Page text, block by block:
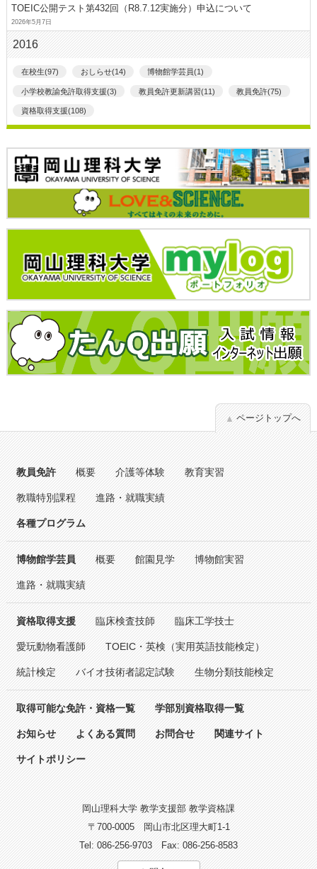
TOEIC公開テスト第432回（R8.7.12実施分）申込について
2026年5月7日
2016
在校生(97) おしらせ(14) 博物館学芸員(1)
小学校教諭免許取得支援(3) 教員免許更新講習(11) 教員免許(75)
資格取得支援(108)
ページトップへ
教員免許 概要 介護等体験 教育実習
教職特別課程 進路・就職実績
各種プログラム
博物館学芸員 概要 館園見学 博物館実習
進路・就職実績
資格取得支援 臨床検査技師 臨床工学技士
愛玩動物看護師 TOEIC・英検（実用英語技能検定）
統計検定 バイオ技術者認定試験 生物分類技能検定
取得可能な免許・資格一覧 学部別資格取得一覧
お知らせ よくある質問 お問合せ 関連サイト
サイトポリシー
岡山理科大学 教学支援部 教学資格課
〒700-0005
岡山市北区理大町1-1
Tel: 086-256-9703
Fax: 086-256-8583